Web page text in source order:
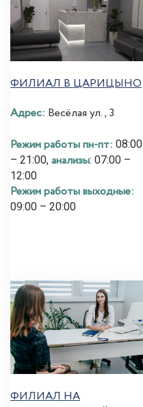
ФИЛИАЛ В ЦАРИЦЫНО
Адрес: Весёлая ул., 3
Режим работы пн-пт: 08:00
– 21:00, анализы: 07:00 –
12:00
Режим работы выходные:
09:00 – 20:00
ФИЛИАЛ НА